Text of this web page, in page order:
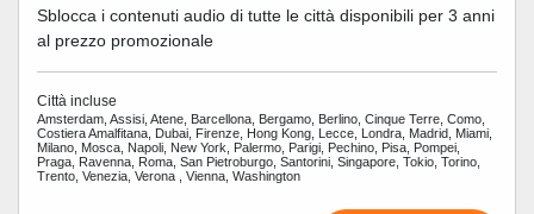
Sblocca i contenuti audio di tutte le città disponibili per 3 anni
al prezzo promozionale
Città incluse
Amsterdam, Assisi, Atene, Barcellona, Bergamo, Berlino, Cinque Terre, Como,
Costiera Amalfitana, Dubai, Firenze, Hong Kong, Lecce, Londra, Madrid, Miami,
Milano, Mosca, Napoli, New York, Palermo, Parigi, Pechino, Pisa, Pompei,
Praga, Ravenna, Roma, San Pietroburgo, Santorini, Singapore, Tokio, Torino,
Trento, Venezia, Verona , Vienna, Washington